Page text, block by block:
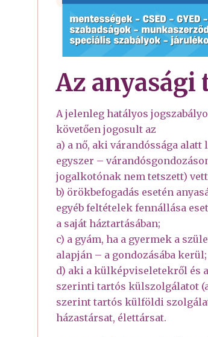
Az anyasági
A jelenleg hatályos
követően jogosult az
a) a nő, aki várandóssága
egyszer –
jogalkotónak nem tetszett)
b) örökbefogadás esetén
egyéb feltételek fennállása
a saját háztartásában;
c) a gyám, ha a gyermek a
alapján – a gondozásába kerül;
d) aki a külképviseletekről és
szerinti tartós külszolgálatot
szerint tartós külföldi
házastársat, élettársat.